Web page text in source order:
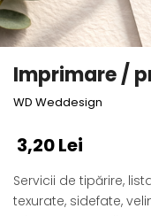
Marturii cu citate
Imprimare /
WD Weddesign
3,20 Lei
Servicii de tipărire,
texurate, sidefate,